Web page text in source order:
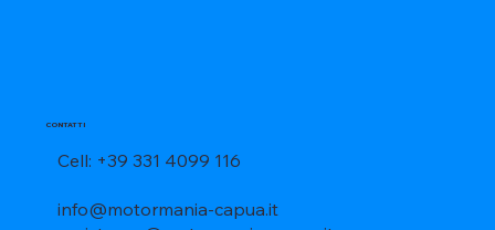
CONTATTI
Cell: +39 331 4099 116
info@motormania-capua.it